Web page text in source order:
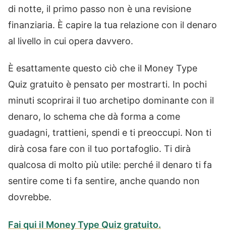
di notte, il primo passo non è una revisione
finanziaria. È capire la tua relazione con il denaro
al livello in cui opera davvero.
È esattamente questo ciò che il Money Type
Quiz gratuito è pensato per mostrarti. In pochi
minuti scoprirai il tuo archetipo dominante con il
denaro, lo schema che dà forma a come
guadagni, trattieni, spendi e ti preoccupi. Non ti
dirà cosa fare con il tuo portafoglio. Ti dirà
qualcosa di molto più utile: perché il denaro ti fa
sentire come ti fa sentire, anche quando non
dovrebbe.
Fai qui il Money Type Quiz gratuito.